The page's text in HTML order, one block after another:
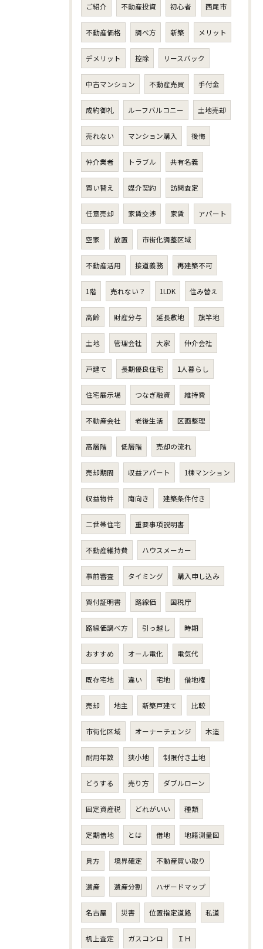
ご紹介 不動産投資 初心者 西尾市
不動産価格 調べ方 新築 メリット
デメリット 控除 リースバック
中古マンション 不動産売買 手付金
成約御礼 ルーフバルコニー 土地売却
売れない マンション購入 後悔
仲介業者 トラブル 共有名義
買い替え 媒介契約 訪問査定
任意売却 家賃交渉 家賃 アパート
空家 放置 市街化調整区域
不動産活用 接道義務 再建築不可
1階 売れない？ 1LDK 住み替え
高齢 財産分与 延長敷地 旗竿地
土地 管理会社 大家 仲介会社
戸建て 長期優良住宅 1人暮らし
住宅展示場 つなぎ融資 維持費
不動産会社 老後生活 区画整理
高層階 低層階 売却の流れ
売却期間 収益アパート 1棟マンション
収益物件 南向き 建築条件付き
二世帯住宅 重要事項説明書
不動産維持費 ハウスメーカー
事前審査 タイミング 購入申し込み
買付証明書 路線価 国税庁
路線価調べ方 引っ越し 時期
おすすめ オール電化 電気代
既存宅地 違い 宅地 借地権
売却 地主 新築戸建て 比較
市街化区域 オーナーチェンジ 木造
耐用年数 狭小地 制限付き土地
どうする 売り方 ダブルローン
固定資産税 どれがいい 種類
定期借地 とは 借地 地籍測量図
見方 境界確定 不動産買い取り
遺産 遺産分割 ハザードマップ
名古屋 災害 位置指定道路 私道
机上査定 ガスコンロ ＩＨ